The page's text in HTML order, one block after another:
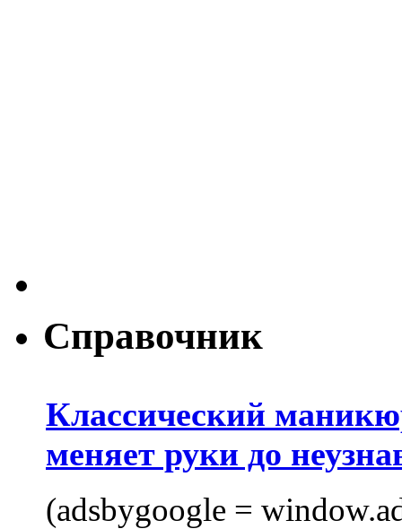
Справочник
Классический
меняет руки до
(adsbygoogle =